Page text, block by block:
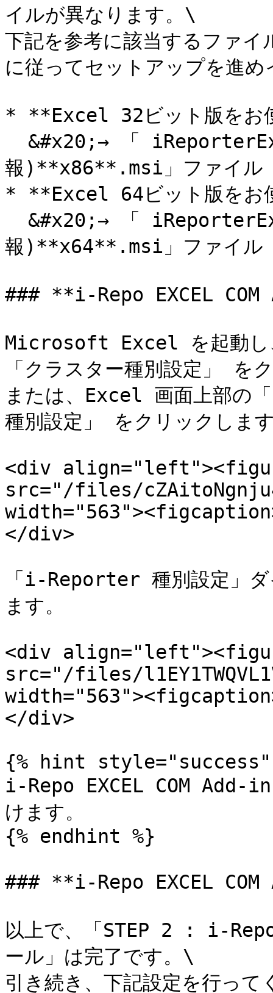
イルが異なります。\
下記を参考に該当するファ
に従ってセットアップを進
* **Excel 32ビット版をお
報)**x86**.msi」ファイル
* **Excel 64ビット版をお
報)**x64**.msi」ファイル
### **i-Repo EXCEL
Microsoft Excel を起動し
「クラスター種別設定」 を
または、Excel 画面上部の
種別設定」 をクリックしま
<div
src="/files/
</div>
「i-Reporter 種別設定」ダ
ます。
<div
src="/files/
</div>
{% hint style="success"
i-Repo EXCEL COM Add-in
けます。
{% endhint %}
### **i-Repo EXCEL
以上で、「STEP 2 : i-
ール」は完了です。\
引き続き、下記設定を行って